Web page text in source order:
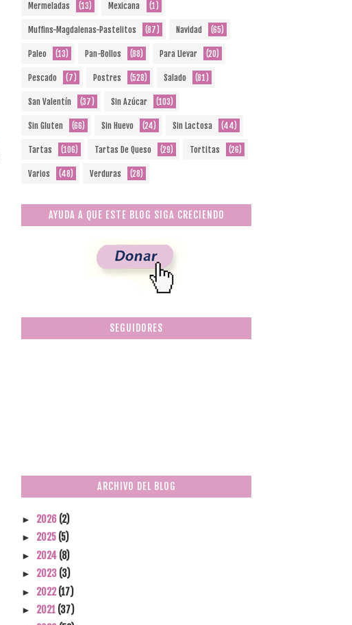
Mermeladas (13) Mexicana (1)
Muffins-Magdalenas-Pastelitos (87) Navidad (65)
Paleo (13) Pan-Bollos (88) Para Llevar (20)
Pescado (7) Postres (528) Salado (81)
San Valentín (37) Sin Azúcar (103)
Sin Gluten (66) Sin Huevo (24) Sin Lactosa (44)
Tartas (106) Tartas De Queso (29) Tortitas (26)
Varios (48) Verduras (28)
AYUDA A QUE ESTE BLOG SIGA CRECIENDO
SEGUIDORES
ARCHIVO DEL BLOG
► 2026 (2)
► 2025 (5)
► 2024 (8)
► 2023 (3)
► 2022(17)
► 2021 (37)